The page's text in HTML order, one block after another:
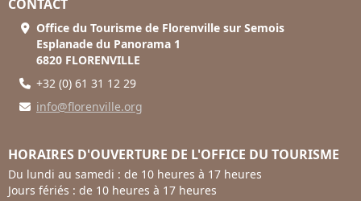
CONTACT
Office du Tourisme de Florenville sur Semois
Esplanade du Panorama 1
6820 FLORENVILLE
+32 (0) 61 31 12 29
info@florenville.org
HORAIRES D'OUVERTURE DE L'OFFICE DU TOURISME
Du lundi au samedi : de 10 heures à 17 heures
Jours fériés : de 10 heures à 17 heures